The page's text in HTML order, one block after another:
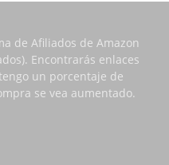
de Afiliados de Amazon
Encontrarás enlaces
un porcentaje de
se vea aumentado.